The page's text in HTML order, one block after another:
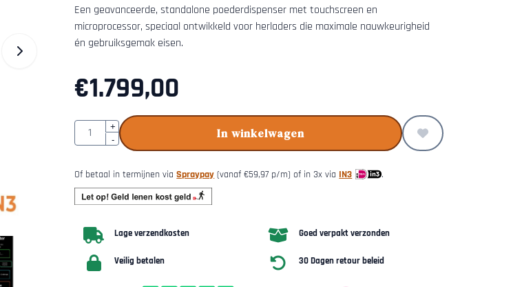
Een geavanceerde, standalone poederdispenser met touchscreen en
microprocessor, speciaal ontwikkeld voor herladers die maximale nauwkeurigheid
én gebruiksgemak eisen.
€1.799,00
Aantal
+
-
In winkelwagen
Of betaal in termijnen viaSpraypay (vanaf€59,97 p/m) of in 3x via IN3 .
Lage verzendkosten Goed verpakt verzonden
Veilig betalen 30 Dagen retour beleid